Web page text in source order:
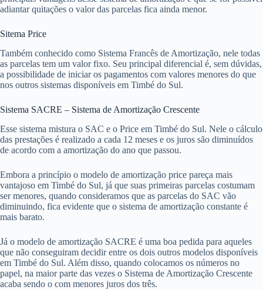
adiantar quitações o valor das parcelas fica ainda menor.
Sitema Price
Também conhecido como Sistema Francês de Amortização, nele todas
as parcelas tem um valor fixo. Seu principal diferencial é, sem dúvidas,
a possibilidade de iniciar os pagamentos com valores menores do que
nos outros sistemas disponíveis em Timbé do Sul.
Sistema SACRE – Sistema de Amortização Crescente
Esse sistema mistura o SAC e o Price em Timbé do Sul. Nele o cálculo
das prestações é realizado a cada 12 meses e os juros são diminuídos
de acordo com a amortização do ano que passou.
Embora a princípio o modelo de amortização price pareça mais
vantajoso em Timbé do Sul, já que suas primeiras parcelas costumam
ser menores, quando consideramos que as parcelas do SAC vão
diminuindo, fica evidente que o sistema de amortização constante é
mais barato.
Já o modelo de amortização SACRE é uma boa pedida para aqueles
que não conseguiram decidir entre os dois outros modelos disponíveis
em Timbé do Sul. Além disso, quando colocamos os números no
papel, na maior parte das vezes o Sistema de Amortização Crescente
acaba sendo o com menores juros dos três.